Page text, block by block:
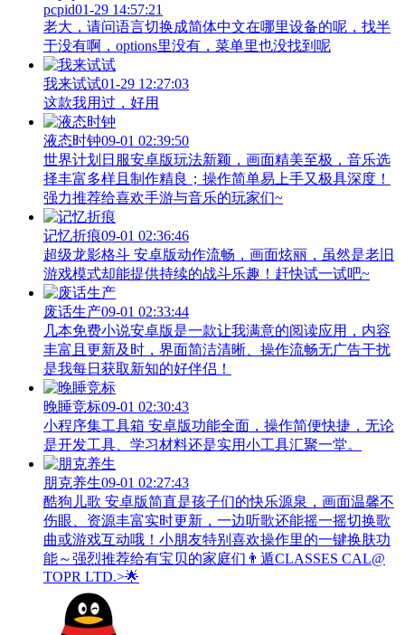
pcpid01-29 14:57:21
老大，请问语言切换成简体中文在哪里设备的呢，找半
于没有啊，options里没有，菜单里也没找到呢
我来试试01-29 12:27:03
这款我用过，好用
液态时钟09-01 02:39:50
世界计划日服安卓版玩法新颖，画面精美至极，音乐选
择丰富多样且制作精良；操作简单易上手又极具深度！
强力推荐给喜欢手游与音乐的玩家们~
记忆折痕09-01 02:36:46
超级龙影格斗 安卓版动作流畅，画面炫丽，虽然是老旧
游戏模式却能提供持续的战斗乐趣！赶快试一试吧~
废话生产09-01 02:33:44
几本免费小说安卓版是一款让我满意的阅读应用，内容
丰富且更新及时，界面简洁清晰、操作流畅无广告干扰
是我每日获取新知的好伴侣！
晚睡竞标09-01 02:30:43
小程序集工具箱 安卓版功能全面，操作简便快捷，无论
是开发工具、学习材料还是实用小工具汇聚一堂。
朋克养生09-01 02:27:43
酷狗儿歌 安卓版简直是孩子们的快乐源泉，画面温馨不
伤眼、资源丰富实时更新，一边听歌还能摇一摇切换歌
曲或游戏互动哦！小朋友特别喜欢操作里的一键换肤功
能～强烈推荐给有宝贝的家庭们👨‍遁️CLASSES CAL@
TOPR LTD.>🌟